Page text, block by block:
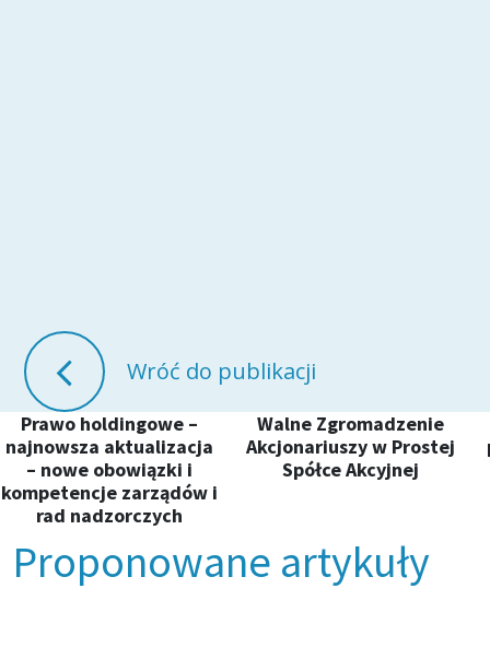
Wróć do publikacji
Proponowane artykuły
Prawo holdingowe –
najnowsza aktualizacja
– nowe obowiązki i
kompetencje zarządów i
rad nadzorczych
Walne Zgromadzenie
Akcjonariuszy w Prostej
Spółce Akcyjnej